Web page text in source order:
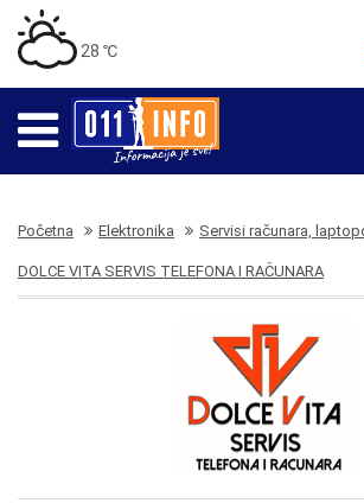
28 ℃
Početna Elektronika Servisi računara,
DOLCE VITA SERVIS TELEFONA I RAČUNARA